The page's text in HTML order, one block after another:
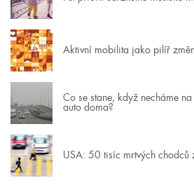
Aktivní mobilita jako pilíř
Co se stane, když necháme
auto doma?
USA: 50 tisíc mrtvých chodců